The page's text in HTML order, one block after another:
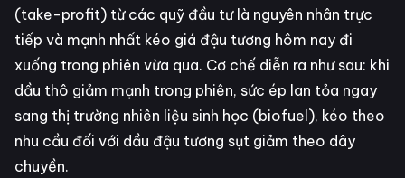
(take-profit) từ các quỹ đầu tư là nguyên nhân trực
tiếp và mạnh nhất kéo giá đậu tương hôm nay đi
xuống trong phiên vừa qua. Cơ chế diễn ra như sau: khi
dầu thô giảm mạnh trong phiên, sức ép lan tỏa ngay
sang thị trường nhiên liệu sinh học (biofuel), kéo theo
nhu cầu đối với dầu đậu tương sụt giảm theo dây
chuyền.